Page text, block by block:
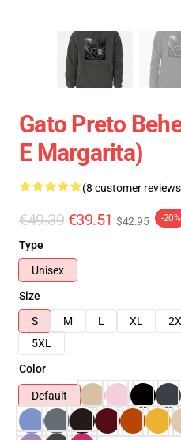
Gato Preto
E Margarita)
(8 customer
€49.39 €39.51 $42.95 -20%
Type
Unisex
Size
S
M L XL
5XL
Color
Default